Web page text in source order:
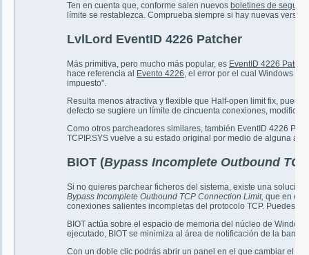
Ten en cuenta que, conforme salen nuevos boletines de
límite se restablezca. Comprueba siempre si hay nuevas
LvlLord EventID 4226 Patcher
Más primitiva, pero mucho más popular, es EventID 4226
hace referencia al Evento 4226, el error por el cual Windows
impuesto".
Resulta menos atractiva y flexible que Half-open limit fix,
defecto se sugiere un límite de cincuenta conexiones,
Como otros parcheadores similares, también EventID 4226
TCPIP.SYS vuelve a su estado original por medio de alguna
BIOT (Bypass Incomplete Outbound
Si no quieres parchear ficheros del sistema, existe una
Bypass Incomplete Outbound TCP Connection Limit, que en
conexiones salientes incompletas del protocolo TCP. Puedes
BIOT actúa sobre el espacio de memoria del núcleo de
ejecutado, BIOT se minimiza al área de notificación de la barra
Con un doble clic podrás abrir un panel en el que cambiar el